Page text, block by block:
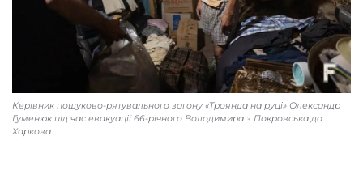
Керівник пошуково-рятувального загону «Троянда на руці» Олександр
Гуменюк під час евакуації 66-річного Володимира з Покровська до
Харкова